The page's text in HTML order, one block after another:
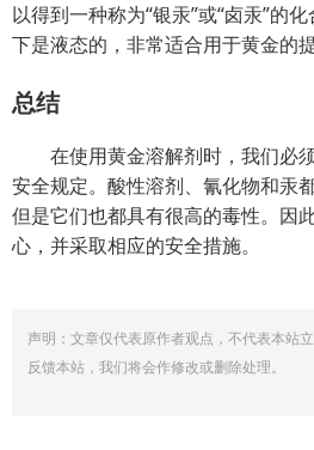
以得到一种称为“银汞”或“卤汞”的
下是液态的，非常适合用于黄金的提
总结
在使用黄金溶解剂时，我们必
安全规定。酸性溶剂、氰化物和汞
但是它们也都具有很高的毒性。因
心，并采取相应的安全措施。
声明：文章仅代表原作者观点，不代表本站
反馈本站，我们将会作修改或删除处理。